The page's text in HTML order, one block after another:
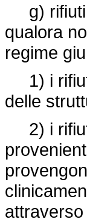
g) rifiuti
qualora
regime
1) i
delle
2) i